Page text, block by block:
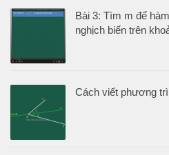
Bài 3: Tìm m để
nghịch biến trên
Cách viết phương